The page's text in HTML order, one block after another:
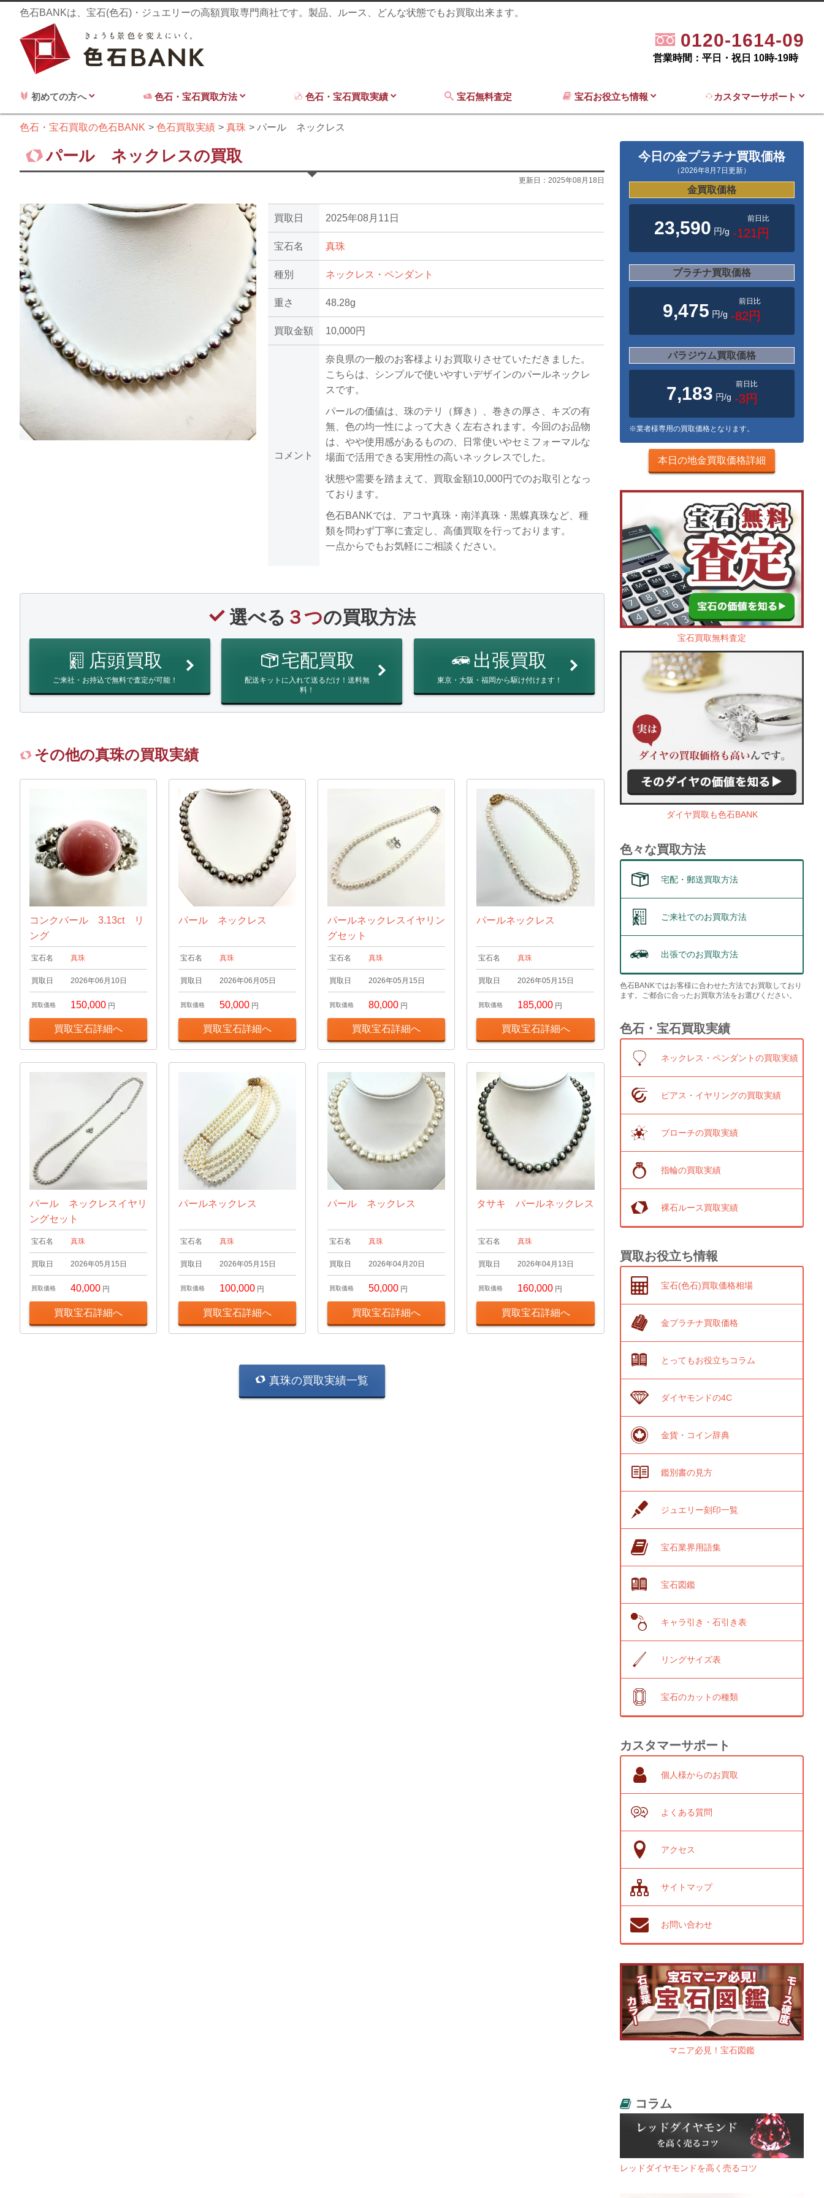
色石BANKは、宝石(色石)・ジュエリーの高額買取専門商社です。製品、ルース、どんな状態でもお買取出来ます。
0120-1614-09
営業時間：平日・祝日 10時-19時
初めての方へ 色石・宝石買取方法 色石・宝石買取実績 宝石無料査定 宝石お役立ち情報 カスタマーサポート
色石・宝石買取の色石BANK 色石買取実績 真珠 パール ネックレス
パール ネックレスの買取
更新日： 2025年08月18日
買取日 2025年08月11日
宝石名 真珠
種別 ネックレス・ペンダント
重さ 48.28g
買取金額 10,000円
コメント
奈良県の一般のお客様よりお買取りさせていただきました。
こちらは、シンプルで使いやすいデザインのパールネックレ
スです。
パールの価値は、珠のテリ（輝き）、巻きの厚さ、キズの有
無、色の均一性によって大きく左右されます。今回のお品物
は、やや使用感があるものの、日常使いやセミフォーマルな
場面で活用できる実用性の高いネックレスでした。
状態や需要を踏まえて、買取金額10,000円でのお取引となっ
ております。
色石BANKでは、アコヤ真珠・南洋真珠・黒蝶真珠など、種
類を問わず丁寧に査定し、高価買取を行っております。
一点からでもお気軽にご相談ください。
選べる ３つの買取方法
店頭買取
ご来社・お持込で無料で査定が可能！
宅配買取
配送キットに入れて送るだけ！送料無
料！
出張買取
東京・大阪・福岡から駆け付けます！
その他の真珠の買取実績
コンクパール 3.13ct リ
ング
宝石名 真珠
買取日 2026年06月10日
買取価格 150,000 円
買取宝石詳細へ
パール ネックレス
宝石名 真珠
買取日 2026年06月05日
買取価格 50,000 円
買取宝石詳細へ
パールネックレスイヤリン
グセット
宝石名 真珠
買取日 2026年05月15日
買取価格 80,000 円
買取宝石詳細へ
パールネックレス
宝石名 真珠
買取日 2026年05月15日
買取価格 185,000 円
買取宝石詳細へ
パール ネックレスイヤリ
ングセット
宝石名 真珠
買取日 2026年05月15日
買取価格 40,000 円
買取宝石詳細へ
パールネックレス
宝石名 真珠
買取日 2026年05月15日
買取価格 100,000 円
買取宝石詳細へ
パール ネックレス
宝石名 真珠
買取日 2026年04月20日
買取価格 50,000 円
買取宝石詳細へ
タサキ パールネックレス
宝石名 真珠
買取日 2026年04月13日
買取価格 160,000 円
買取宝石詳細へ
真珠の買取実績一覧
今日の金プラチナ買取価格
（2026年8月7日更新）
金買取価格
23,590 円/g
前日比
-121円
プラチナ買取価格
9,475 円/g
前日比
-82円
パラジウム買取価格
7,183 円/g
前日比
-3円
※業者様専用の買取価格となります。
本日の地金買取価格詳細
宝石買取無料査定
ダイヤ買取も色石BANK
色々な買取方法
宅配・郵送買取方法
ご来社でのお買取方法
出張でのお買取方法
色石BANKではお客様に合わせた方法でお買取しており
ます。ご都合に合ったお買取方法をお選びください。
色石・宝石買取実績
ネックレス・ペンダントの買取実績
ピアス・イヤリングの買取実績
ブローチの買取実績
指輪の買取実績
裸石ルース買取実績
買取お役立ち情報
宝石(色石)買取価格相場
金プラチナ買取価格
とってもお役立ちコラム
ダイヤモンドの4C
金貨・コイン辞典
鑑別書の見方
ジュエリー刻印一覧
宝石業界用語集
宝石図鑑
キャラ引き・石引き表
リングサイズ表
宝石のカットの種類
カスタマーサポート
個人様からのお買取
よくある質問
アクセス
サイトマップ
お問い合わせ
マニア必見！宝石図鑑
コラム
レッドダイヤモンドを高く売るコツ